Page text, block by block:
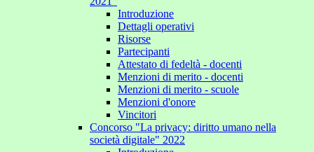
Introduzione
Dettagli operativi
Risorse
Partecipanti
Attestato di fedeltà - docenti
Menzioni di merito - docenti
Menzioni di merito - scuole
Menzioni d'onore
Vincitori
Concorso "La privacy: diritto umano nella
società digitale" 2022